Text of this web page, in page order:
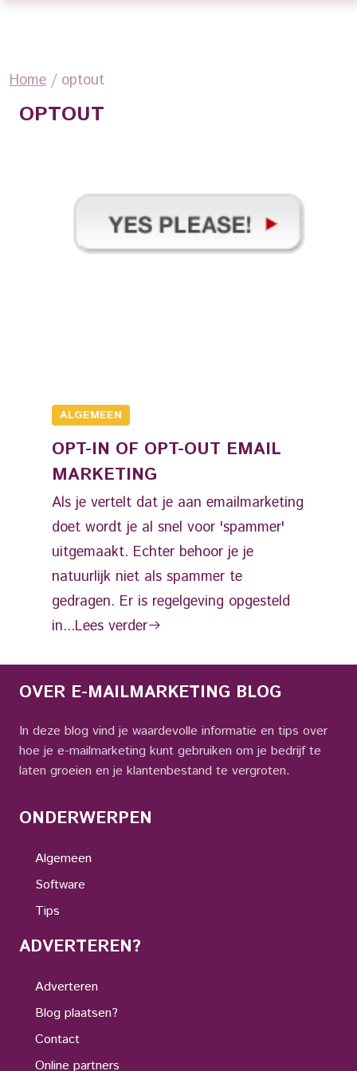
Home / optout
OPTOUT
ALGEMEEN
OPT-IN OF OPT-OUT EMAIL
MARKETING
Als je vertelt dat je aan emailmarketing
doet wordt je al snel voor 'spammer'
uitgemaakt. Echter behoor je je
natuurlijk niet als spammer te
gedragen. Er is regelgeving opgesteld
in...Lees verder
OVER E-MAILMARKETING BLOG
In deze blog vind je waardevolle informatie en tips over
hoe je e-mailmarketing kunt gebruiken om je bedrijf te
laten groeien en je klantenbestand te vergroten.
ONDERWERPEN
Algemeen
Software
Tips
ADVERTEREN?
Adverteren
Blog plaatsen?
Contact
Online partners